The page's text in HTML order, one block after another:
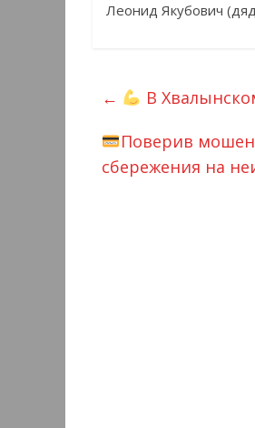
Леонид Якубович
←
В
Поверив
сбережения на